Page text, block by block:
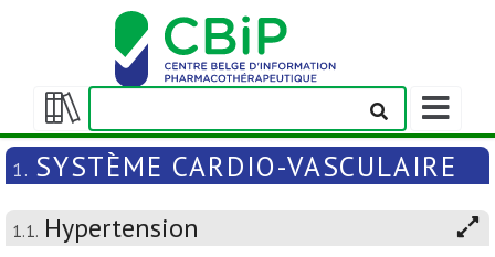
Afficher/masquer
la
table
matières
Afficher/
la
barre
de
navigation
1. SYSTÈME CARDIO-VASCULAIRE
1.1. Hypertension